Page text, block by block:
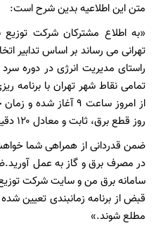
متن این اطلاعیه بدین شرح است:
«به اطلاع مشترکان شرکت
تهرانی می رساند بر اساس تدابیر
راستای مدیریت انرژی در دوره
تمامی نقاط شهر تهران با
از امروز ساعت ۹ آغاز شده و زمان
روز قطع برق، ثابت و معادل ۱۲۰ دقیقه است.
ضمن قدردانی از همراهی شما
در مصرف برق و گاز به عمل
سامانه برق من و سایت شرکت
قبض از برنامه زمانبندی تعیین
مطلع شوند.»